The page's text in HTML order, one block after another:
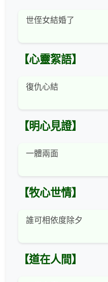
世侄女結婚了
【心靈絮語】
復仇心結
【明心見證】
一體兩面
【牧心世情】
誰可相依度除夕
【道在人間】